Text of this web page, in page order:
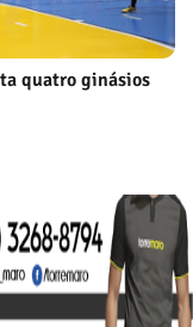
quatro ginásios